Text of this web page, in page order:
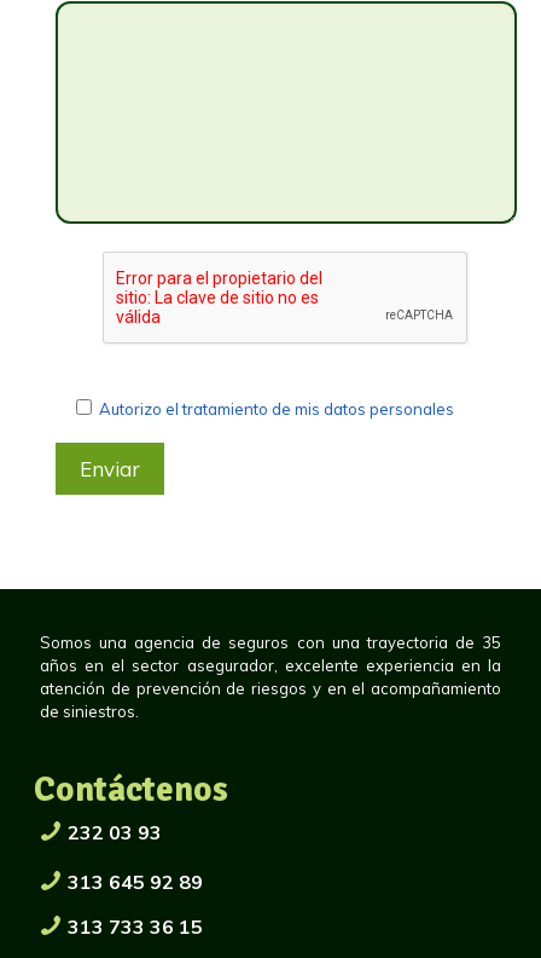
Autorizo el tratamiento de mis datos personales
Somos una agencia de seguros con una trayectoria de 35
años en el sector asegurador, excelente experiencia en la
atención de prevención de riesgos y en el acompañamiento
de siniestros.
Contáctenos
232 03 93
313 645 92 89
313 733 36 15